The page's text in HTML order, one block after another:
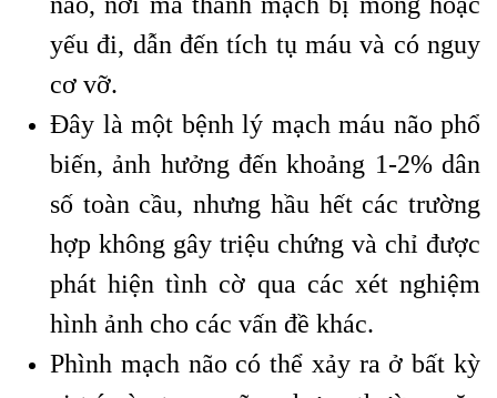
yếu đi, dẫn đến tích tụ máu và có nguy
cơ vỡ.
Đây là một bệnh lý mạch máu não phổ
biến, ảnh hưởng đến khoảng 1-2% dân
số toàn cầu, nhưng hầu hết các trường
hợp không gây triệu chứng và chỉ được
phát hiện tình cờ qua các xét nghiệm
hình ảnh cho các vấn đề khác.
Phình mạch não có thể xảy ra ở bất kỳ